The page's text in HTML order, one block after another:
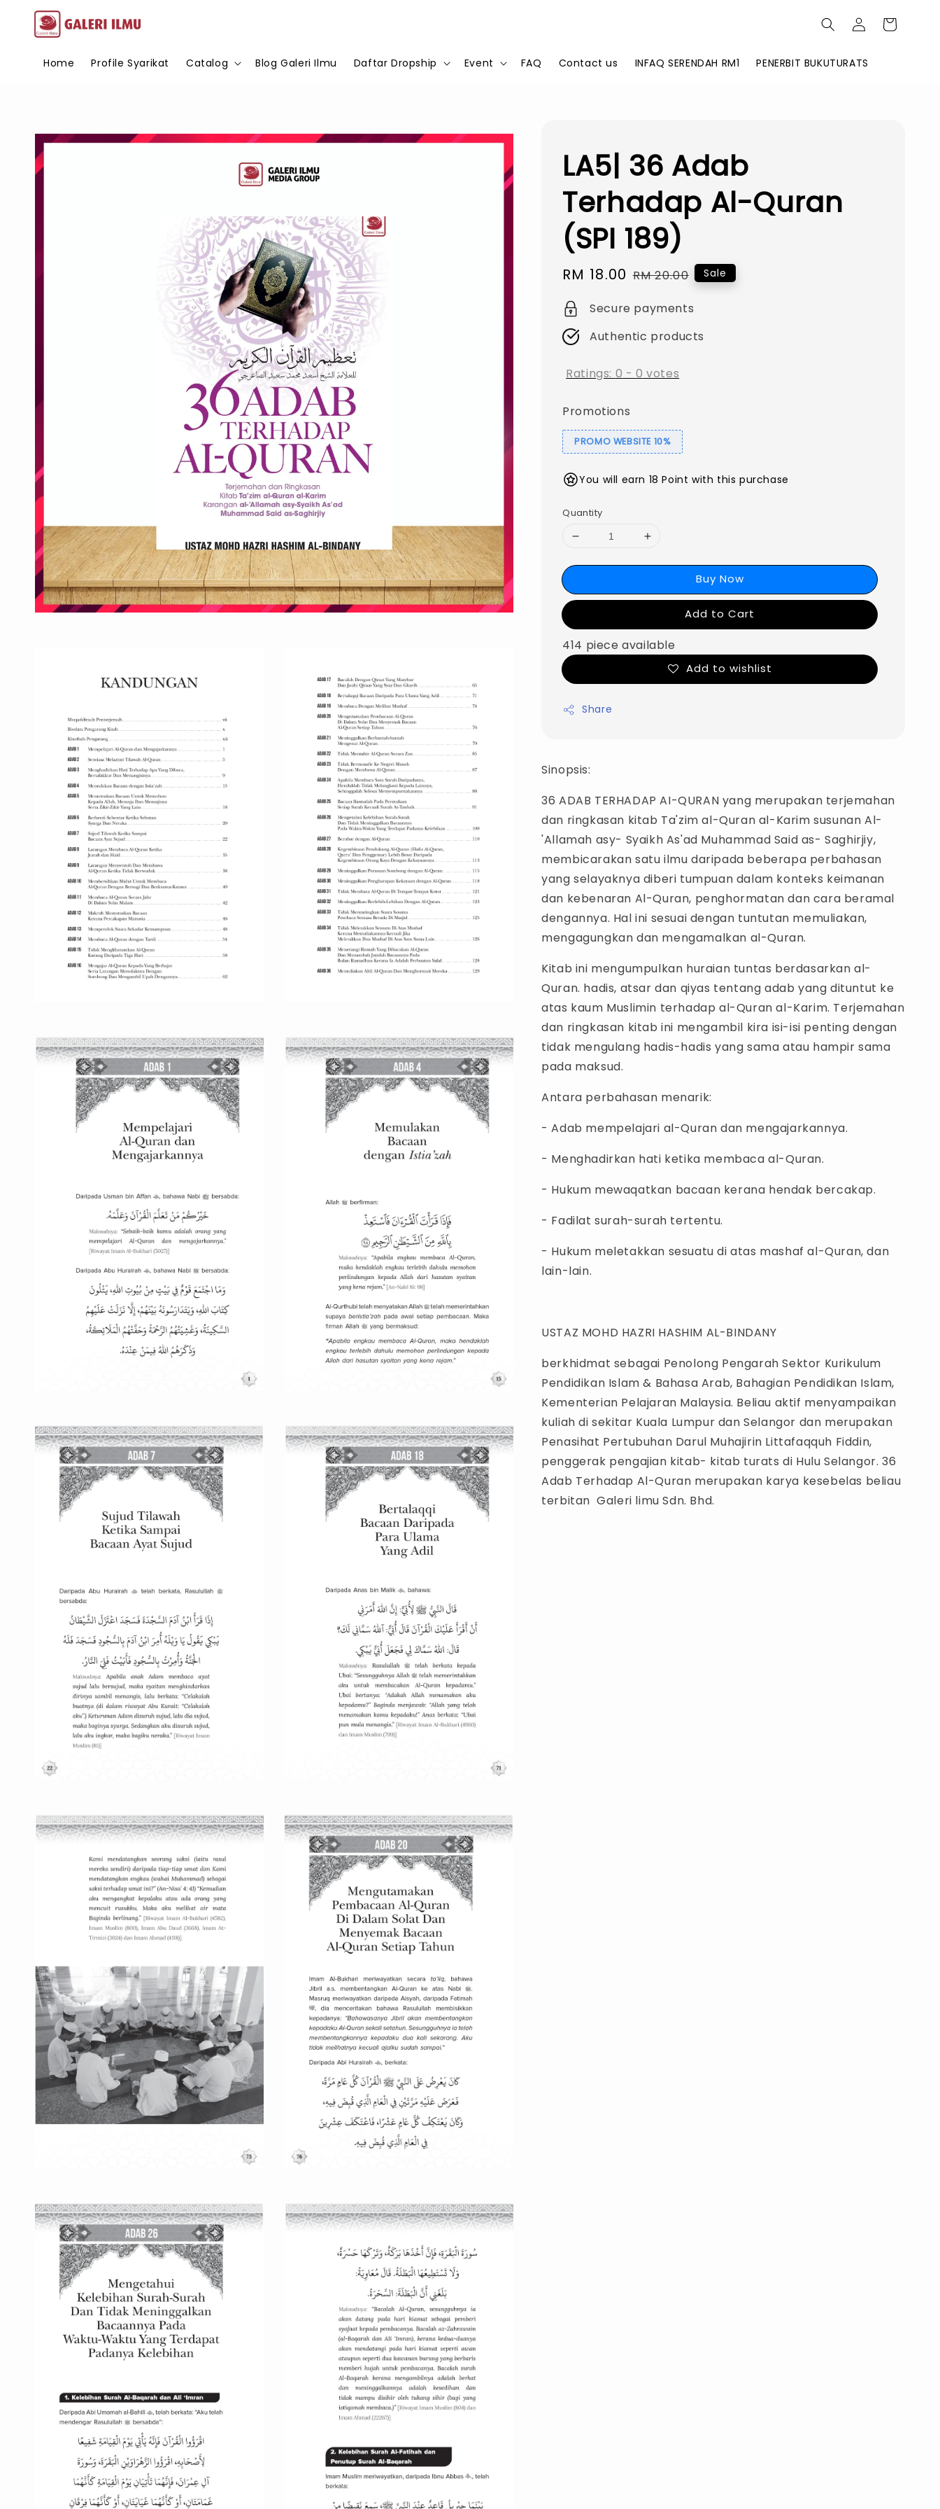
Home Profile Syarikat Catalog Blog Galeri Ilmu Daftar Dropship Event FAQ Contact us INFAQ SERENDAH RM1 PENERBIT BUKUTURATS
LA5| 36 Adab
Terhadap Al-Quran
(SPI 189)
Sale
price
RM 18.00 Regular
RM 20.00 Sale
Secure payments
Authentic products
Ratings: 0 -0 votes
Promotions
PROMO WEBSITE 10%
You will earn 18 Point with this purchase
Quantity
Buy Now
Add to Cart
414 piece available
Add to wishlist
Share
Sinopsis:
36 ADAB TERHADAP AI-QURAN yang merupakan terjemahan
dan ringkasan kitab Ta'zim al-Quran al-Karim susunan Al-
'Allamah asy- Syaikh As'ad Muhammad Said as- Saghirjiy,
membicarakan satu ilmu daripada beberapa perbahasan
yang selayaknya diberi tumpuan dalam konteks keimanan
dan kebenaran Al-Quran, penghormatan dan cara beramal
dengannya. Hal ini sesuai dengan tuntutan memuliakan,
mengagungkan dan mengamalkan al-Quran.
Kitab ini mengumpulkan huraian tuntas berdasarkan al-
Quran. hadis, atsar dan qiyas tentang adab yang dituntut ke
atas kaum Muslimin terhadap al-Quran al-Karim. Terjemahan
dan ringkasan kitab ini mengambil kira isi-isi penting dengan
tidak mengulang hadis-hadis yang sama atau hampir sama
pada maksud.
Antara perbahasan menarik:
- Adab mempelajari al-Quran dan mengajarkannya.
- Menghadirkan hati ketika membaca al-Quran.
- Hukum mewaqatkan bacaan kerana hendak bercakap.
- Fadilat surah-surah tertentu.
- Hukum meletakkan sesuatu di atas mashaf al-Quran, dan
lain-lain.
USTAZ MOHD HAZRI HASHIM AL-BINDANY
berkhidmat sebagai Penolong Pengarah Sektor Kurikulum
Pendidikan Islam & Bahasa Arab, Bahagian Pendidikan Islam,
Kementerian Pelajaran Malaysia. Beliau aktif menyampaikan
kuliah di sekitar Kuala Lumpur dan Selangor dan merupakan
Penasihat Pertubuhan Darul Muhajirin Littafaqquh Fiddin,
penggerak pengajian kitab- kitab turats di Hulu Selangor. 36
Adab Terhadap Al-Quran merupakan karya kesebelas beliau
terbitan Galeri limu Sdn. Bhd.